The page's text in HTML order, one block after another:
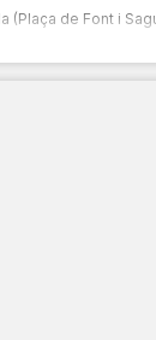
(Plaça de Font i